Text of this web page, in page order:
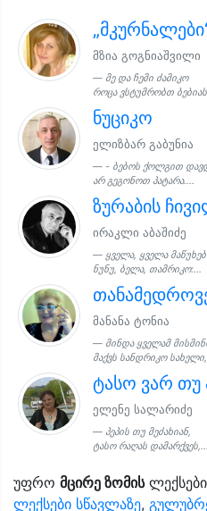
მზია გოგნიაშვილი
მე და ჩემი ძამიკო
როცა ვსტუმრობთ
ნუციკო
ელიზბარ გაბუნია
- ბებოს ქოლგით
არ გეგონოთ პატარა....
ზურაბის
ირაკლი აბაშიძე
ყველა, ყველა
ნუნუ, ბელა, თამრიკო:...
მანანა ტონია
მინდა ყველამ
მაქვს სანდრიკო
ტასო ვარ თუ
ელენე სალარიძე
პეპის თუ მეძახიან,
ტასო რაღას დამარქვეს,...
უფრო მცირე ზომის
ლექსები სწავლაზე,